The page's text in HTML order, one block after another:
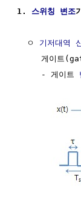
1. 스위칭 변조
  ㅇ
기저대역
게이트
     - 게이트